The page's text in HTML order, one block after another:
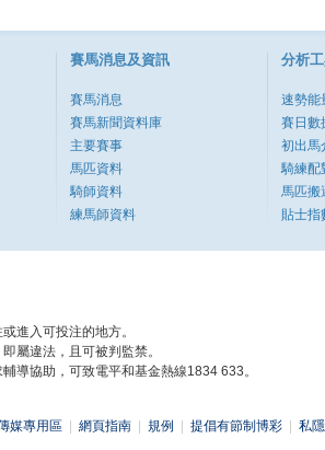
賽馬消息及資訊
賽馬消息
賽馬新聞資料庫
主要賽事
馬匹資料
騎師資料
練馬師資料
分析
速勢能
賽日數
初出馬
騎練配
馬匹搬
貼士指
進入可投注的地方。
屬違法，且可被判監禁。
導協助，可致電平和基金熱線1834 633。
媒專用區 網頁指南 規例 提倡有節制博彩 私